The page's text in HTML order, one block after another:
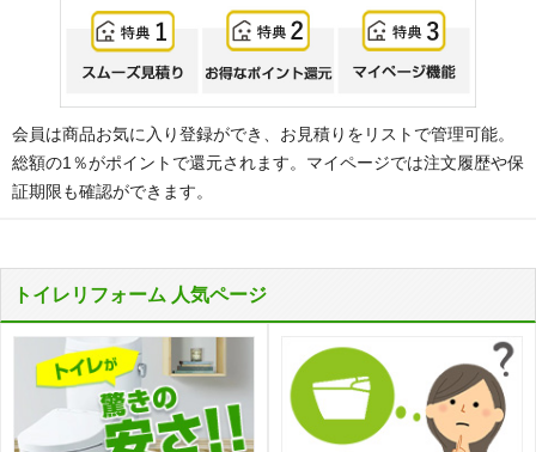
会員は商品お気に入り登録ができ、お見積りをリストで管理可能。
総額の1％がポイントで還元されます。マイページでは注文履歴や保
証期限も確認ができます。
トイレリフォーム 人気ページ